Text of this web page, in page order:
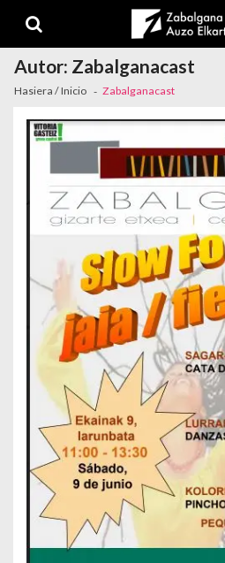
Autor: Zabalganacast
Hasiera / Inicio Zabalganacast